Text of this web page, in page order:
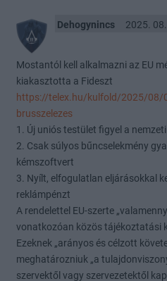
Dehogynincs 2025.
Mostantól kell alkalmazni az EU
kiakasztotta a Fideszt
https://telex.hu/kulfold/2025/08/
brusszelezes
1. Új uniós testület figyel a
2. Csak súlyos bűncselekmény
kémszoftvert
3. Nyílt, elfogulatlan eljárásokkal
reklámpénzt
A rendelettel EU-szerte
vonatkozóan közös tájékoztatási
Ezeknek „arányos és célzott
meghatározniuk „a
szervektől vagy szervezetektől